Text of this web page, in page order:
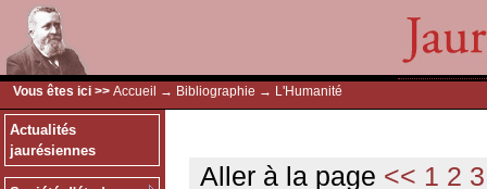
Vous êtes ici >> Accueil → Bibliographie → L'Humanité
Actualités
jaurésiennes
Aller à la page << 1 2 3